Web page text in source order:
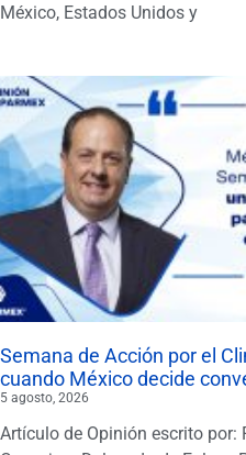
México, Estados Unidos y
Semana de Acción por el
cuando México decide
5 agosto, 2026
Artículo de Opinión escrito por: